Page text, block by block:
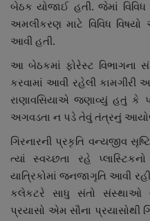
બજારના સમાચાર
નાણાંકીય સમાચાર
સ્થાનિક સમાચાર
સ્પોર્ટ્સ
રાશિફળ
ગુનાખોરી
બેઠક યોજાઈ હતી. જેમાં
અમલીકરણ માટે વિવિધ વિષયો
આવી હતી.
આ બેઠકમાં ફોરેસ્ટ વિભાગના
કરવામાં આવી રહેલી
રાણાવસિયાએ જણાવ્યું હતું કે
અગવડતા ન પડે તેવું તંત્રનું
ગિરનારની પ્રકૃતિ વન્યજીવ
ત્યાં સ્વચ્છતા રહે
યાત્રિકોમાં જનજાગૃતિ આવી
કલેકટરે સાધુ સંતો સંસ્થાઓ
પ્રયાસો એમ સૌના